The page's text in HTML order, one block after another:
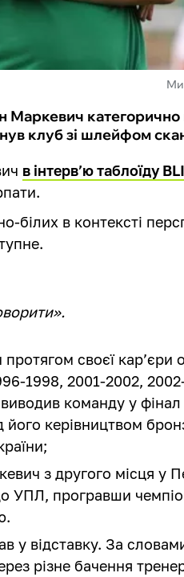
категорично
клуб зі шлейфом
в інтерв’ю таблоїду
білих в контексті
своєї кар’єри
1998, 2001-2002,
команду у
його керівництвом
з другого місця у
УПЛ, програвши
у відставку. За
різне бачення